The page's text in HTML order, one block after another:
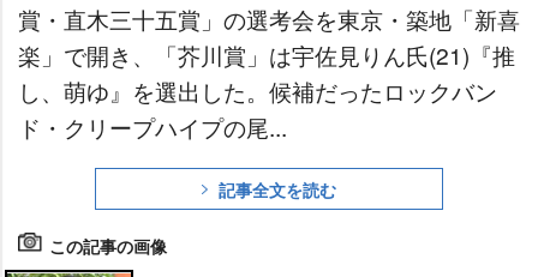
賞・直木三十五賞」の選考会を東京・築地「新喜
楽」で開き、「芥川賞」は宇佐見りん氏(21)『推
し、萌ゆ』を選出した。候補だったロックバン
ド・クリープハイプの尾...
記事全文を読む
この記事の画像